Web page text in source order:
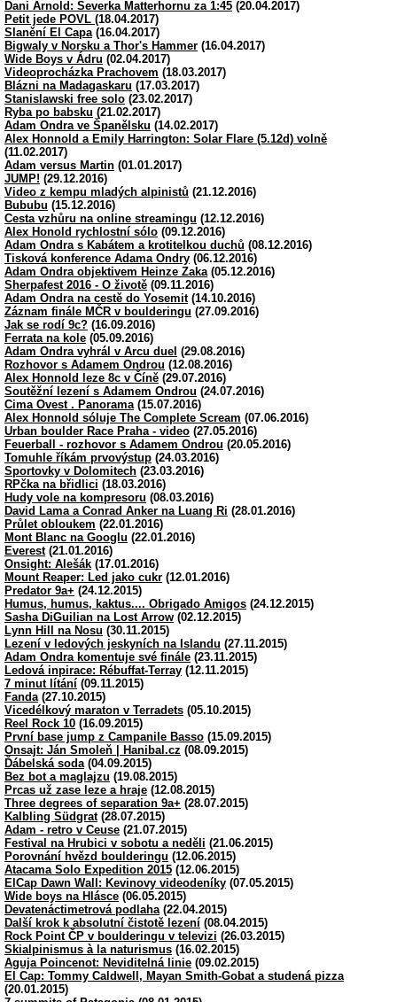
Dani Arnold: Severka Matterhornu za 1:45 (20.04.2017)
Petit jede POVL (18.04.2017)
Slanění El Capa(16.04.2017)
Bigwaly v Norsku a Thor's Hammer (16.04.2017)
Wide Boys v Ádru (02.04.2017)
Videoprocházka Prachovem (18.03.2017)
Blázni na Madagaskaru (17.03.2017)
Stanislawski free solo (23.02.2017)
Ryba po babsku (21.02.2017)
Adam Ondra ve Španělsku (14.02.2017)
Alex Honnold a Emily Harrington: Solar Flare (5.12d) volně
(11.02.2017)
Adam versus Martin (01.01.2017)
JUMP! (29.12.2016)
Video z kempu mladých alpinistů (21.12.2016)
Bububu (15.12.2016)
Cesta vzhůru na online streamingu (12.12.2016)
Alex Honold rychlostní sólo (09.12.2016)
Adam Ondra s Kabátem a krotitelkou duchů (08.12.2016)
Tisková konference Adama Ondry (06.12.2016)
Adam Ondra objektivem Heinze Zaka(05.12.2016)
Sherpafest 2016 - O životě (09.11.2016)
Adam Ondra na cestě do Yosemit(14.10.2016)
Záznam finále MČR v boulderingu (27.09.2016)
Jak se rodí 9c? (16.09.2016)
Ferrata na kole (05.09.2016)
Adam Ondra vyhrál v Arcu duel (29.08.2016)
Rozhovor s Adamem Ondrou (12.08.2016)
Alex Honnold leze 8c v Číně (29.07.2016)
Soutěžní lezení s Adamem Ondrou (24.07.2016)
Cima Ovest . Panorama(15.07.2016)
Alex Honnold sóluje The Complete Scream (07.06.2016)
Urban boulder Race Praha - video (27.05.2016)
Feuerball - rozhovor s Adamem Ondrou (20.05.2016)
Tomuhle říkám prvovýstup (24.03.2016)
Sportovky v Dolomitech (23.03.2016)
RPčka na břidlici (18.03.2016)
Hudy vole na kompresoru (08.03.2016)
David Lama a Conrad Anker na Luang Ri (28.01.2016)
Průlet obloukem (22.01.2016)
Mont Blanc na Googlu (22.01.2016)
Everest(21.01.2016)
Onsight: Alešák (17.01.2016)
Mount Reaper: Led jako cukr (12.01.2016)
Predator 9a+ (24.12.2015)
Humus, humus, kaktus.... Obrigado Amigos (24.12.2015)
Sasha DiGuilian na Lost Arrow (02.12.2015)
Lynn Hill na Nosu (30.11.2015)
Lezení v ledových jeskyních na Islandu (27.11.2015)
Adam Ondra komentuje své finále (23.11.2015)
Ledová inpirace: Rébuffat-Terray (12.11.2015)
7 minut lítání (09.11.2015)
Fanda(27.10.2015)
Vicedélkový maraton v Terradets (05.10.2015)
Reel Rock 10 (16.09.2015)
První base jump z Campanile Basso (15.09.2015)
Onsajt: Ján Smoleň | Hanibal.cz (08.09.2015)
Ďábelská soda(04.09.2015)
Bez bot a maglajzu (19.08.2015)
Prcas už zase leze a hraje (12.08.2015)
Three degrees of separation 9a+ (28.07.2015)
Kalbling Südgrat(28.07.2015)
Adam - retro v Ceuse (21.07.2015)
Festival na Hrubici v sobotu a neděli (21.06.2015)
Porovnání hvězd boulderingu (12.06.2015)
Atacama Solo Expedition 2015 (12.06.2015)
ElCap Dawn Wall: Kevinovy videodeníky (07.05.2015)
Wide boys na Hlásce (06.05.2015)
Devatenáctimetrová podlaha(22.04.2015)
Další krok k absolutní čistotě lezení (08.04.2015)
Rock Point ČP v boulderingu v televizi (26.03.2015)
Skialpinismus à la naturismus (16.02.2015)
Aguja Poincenot: Neviditelná linie (09.02.2015)
El Cap: Tommy Caldwell, Mayan Smith-Gobat a studená pizza
(20.01.2015)